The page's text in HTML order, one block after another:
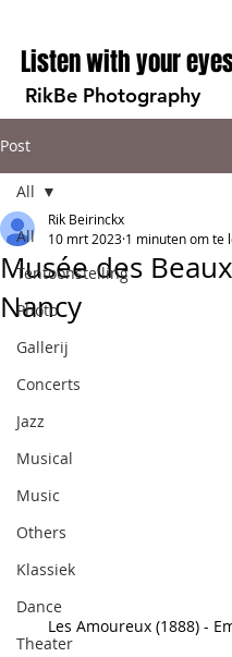
Listen with your
RikBe Photography
Post
All
Tentoonstelling
Photo
Gallerij
Concerts
Jazz
Musical
Music
Others
Klassiek
Dance
Theater
All
Musée des
Nancy
Rik Beirinckx
10 mrt 2023 1 minuten om te
Les Amoureux (1888) -